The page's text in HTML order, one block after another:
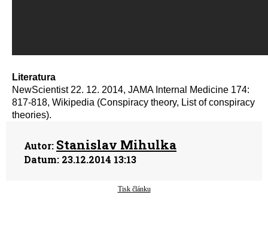
Literatura
NewScientist 22. 12. 2014, JAMA Internal Medicine 174:
817-818, Wikipedia (Conspiracy theory, List of conspiracy
theories).
Autor: Stanislav Mihulka
Datum: 23.12.2014 13:13
Tisk článku